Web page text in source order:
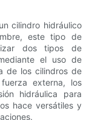
cilindro hidráulico
este tipo de
dos tipos de
el uso de
de los cilindros de
externa, los
hidráulica para
hace versátiles y